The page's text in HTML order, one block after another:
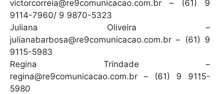
victorcorreia@re9comunicacao.com.br – (61) 9
9114-7960/ 9 9870-5323
Juliana Oliveira –
julianabarbosa@re9comunicacao.com.br – (61) 9
9115-5983
Regina Trindade –
regina@re9comunicacao.com.br – (61) 9 9115-
5980